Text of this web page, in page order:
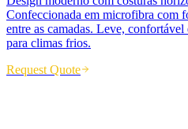
Confeccionada em microfibra com
entre as camadas. Leve,
para climas frios.
Request Quote